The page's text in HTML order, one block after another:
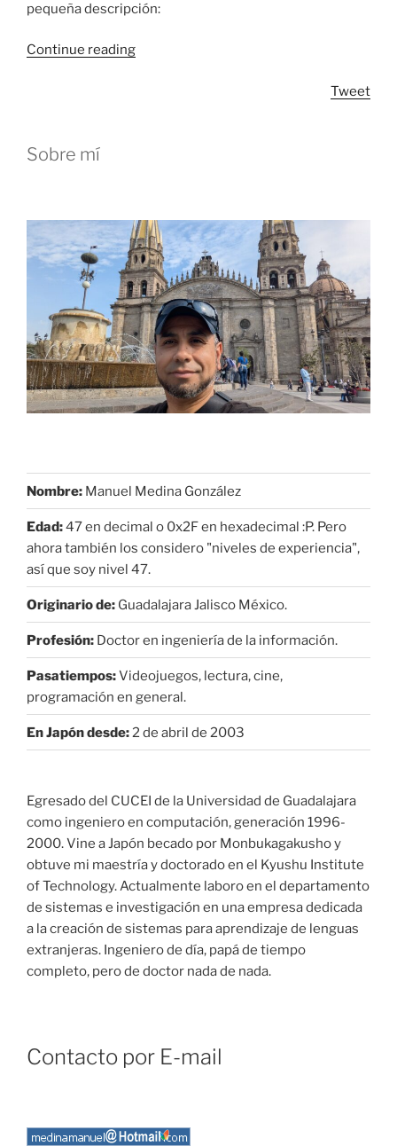
pequeña descripción:
Continue reading“Popurrí
Tweet
Sobre mí
Nombre: Manuel Medina González
Edad:47 en decimal o 0x2F en hexadecimal :P. Pero
ahora también los considero "niveles de experiencia",
así que soy nivel 47.
Originario de: Guadalajara Jalisco México.
Profesión: Doctor en ingeniería de la información.
Pasatiempos:Videojuegos, lectura, cine,
programación en general.
En Japón desde:2 de abril de 2003
Egresado del CUCEI de la Universidad de Guadalajara
como ingeniero en computación, generación 1996-
2000. Vine a Japón becado por Monbukagakusho y
obtuve mi maestría y doctorado en el Kyushu Institute
of Technology. Actualmente laboro en el departamento
de sistemas e investigación en una empresa dedicada
a la creación de sistemas para aprendizaje de lenguas
extranjeras. Ingeniero de día, papá de tiempo
completo, pero de doctor nada de nada.
Contacto por E-mail